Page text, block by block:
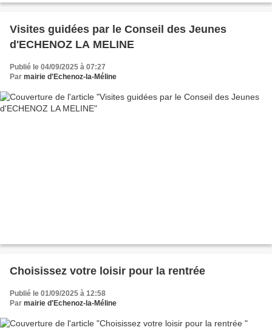
Visites guidées par le Conseil des Jeunes
d'ECHENOZ LA MELINE
Publié le 04/09/2025 à 07:27
Par mairie d'Echenoz-la-Méline
Choisissez votre loisir pour la rentrée
Publié le 01/09/2025 à 12:58
Par mairie d'Echenoz-la-Méline